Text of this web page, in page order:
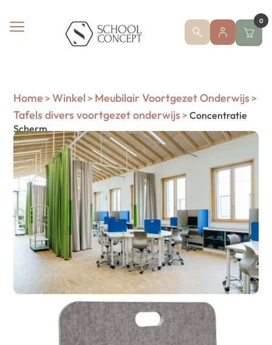
0
Home > Winkel > Meubilair Voortgezet Onderwijs>
Tafels divers voortgezet onderwijs> Concentratie
Scherm